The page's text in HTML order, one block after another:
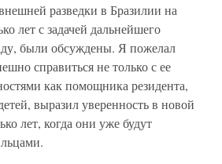
разведки в Бразилии на
лет с задачей дальнейшего
были обсуждены. Я пожелал
справиться не только с ее
как помощника резидента,
выразил уверенность в новой
лет, когда они уже будут